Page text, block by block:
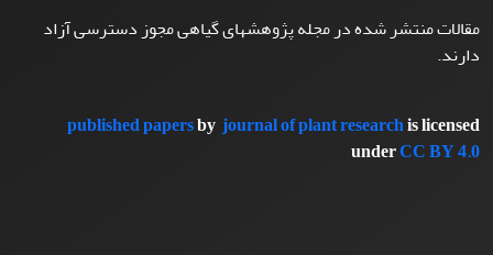
مقالات منتشر شده در مجله پژوهشهای گیاهی مجوز دسترسی آزاد
دارند.
published papersbyjournal of plant researchis licensed
underCC BY 4.0